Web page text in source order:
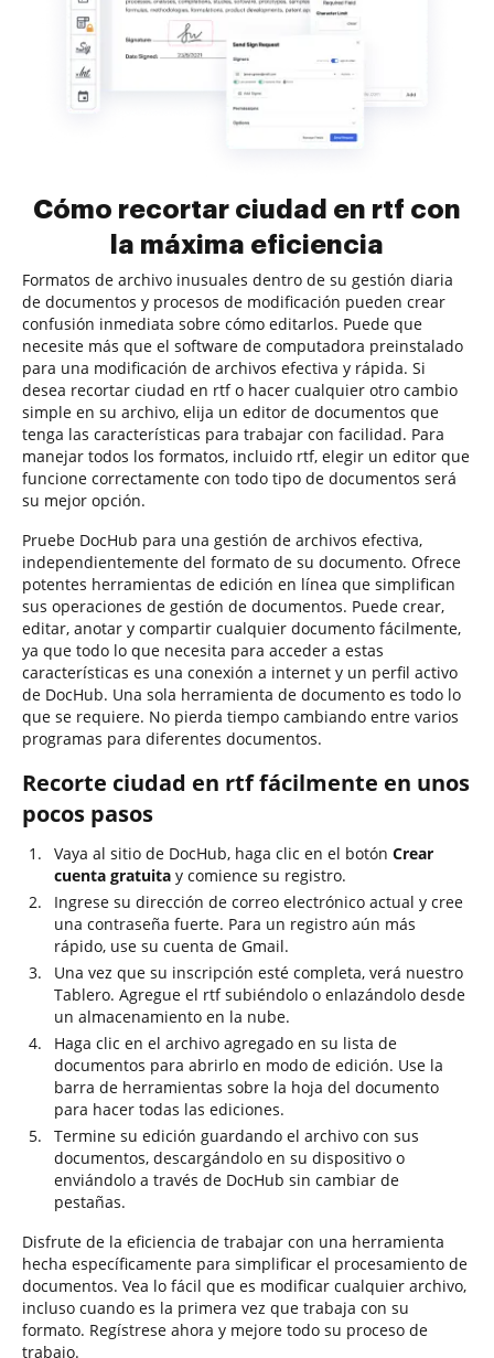
Cómo recortar ciudad en rtf con
la máxima eficiencia
Formatos de archivo inusuales dentro de su gestión diaria
de documentos y procesos de modificación pueden crear
confusión inmediata sobre cómo editarlos. Puede que
necesite más que el software de computadora preinstalado
para una modificación de archivos efectiva y rápida. Si
desea recortar ciudad en rtf o hacer cualquier otro cambio
simple en su archivo, elija un editor de documentos que
tenga las características para trabajar con facilidad. Para
manejar todos los formatos, incluido rtf, elegir un editor que
funcione correctamente con todo tipo de documentos será
su mejor opción.
Pruebe DocHub para una gestión de archivos efectiva,
independientemente del formato de su documento. Ofrece
potentes herramientas de edición en línea que simplifican
sus operaciones de gestión de documentos. Puede crear,
editar, anotar y compartir cualquier documento fácilmente,
ya que todo lo que necesita para acceder a estas
características es una conexión a internet y un perfil activo
de DocHub. Una sola herramienta de documento es todo lo
que se requiere. No pierda tiempo cambiando entre varios
programas para diferentes documentos.
Recorte ciudad en rtf fácilmente en unos
pocos pasos
Vaya al sitio de DocHub, haga clic en el botón Crear
cuenta gratuita y comience su registro.
Ingrese su dirección de correo electrónico actual y cree
una contraseña fuerte. Para un registro aún más
rápido, use su cuenta de Gmail.
Una vez que su inscripción esté completa, verá nuestro
Tablero. Agregue el rtf subiéndolo o enlazándolo desde
un almacenamiento en la nube.
Haga clic en el archivo agregado en su lista de
documentos para abrirlo en modo de edición. Use la
barra de herramientas sobre la hoja del documento
para hacer todas las ediciones.
Termine su edición guardando el archivo con sus
documentos, descargándolo en su dispositivo o
enviándolo a través de DocHub sin cambiar de
pestañas.
Disfrute de la eficiencia de trabajar con una herramienta
hecha específicamente para simplificar el procesamiento de
documentos. Vea lo fácil que es modificar cualquier archivo,
incluso cuando es la primera vez que trabaja con su
formato. Regístrese ahora y mejore todo su proceso de
trabajo.